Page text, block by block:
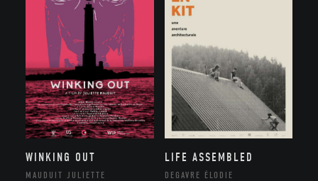
WINKING OUT
MAUDUIT JULIETTE
LIFE ASSEMBLED
DEGAVRE ÉLODIE